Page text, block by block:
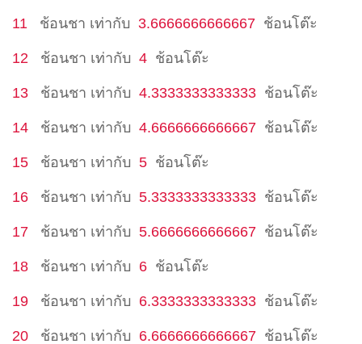
11 ช้อนชา เท่ากับ 3.6666666666667 ช้อนโต๊ะ
12 ช้อนชา เท่ากับ 4 ช้อนโต๊ะ
13 ช้อนชา เท่ากับ 4.3333333333333 ช้อนโต๊ะ
14 ช้อนชา เท่ากับ 4.6666666666667 ช้อนโต๊ะ
15 ช้อนชา เท่ากับ 5 ช้อนโต๊ะ
16 ช้อนชา เท่ากับ 5.3333333333333 ช้อนโต๊ะ
17 ช้อนชา เท่ากับ 5.6666666666667 ช้อนโต๊ะ
18 ช้อนชา เท่ากับ 6 ช้อนโต๊ะ
19 ช้อนชา เท่ากับ 6.3333333333333 ช้อนโต๊ะ
20 ช้อนชา เท่ากับ 6.6666666666667 ช้อนโต๊ะ